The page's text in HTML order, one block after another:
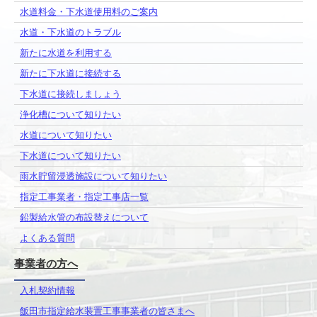
水道料金・下水道使用料のご案内
水道・下水道のトラブル
新たに水道を利用する
新たに下水道に接続する
下水道に接続しましょう
浄化槽について知りたい
水道について知りたい
下水道について知りたい
雨水貯留浸透施設について知りたい
指定工事業者・指定工事店一覧
鉛製給水管の布設替えについて
よくある質問
事業者の方へ
入札契約情報
飯田市指定給水装置工事事業者の皆さまへ